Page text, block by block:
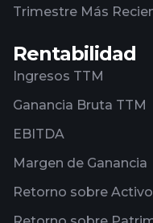
Trimestre Más
Rentabilidad
Ingresos TTM
Ganancia Bruta TTM
EBITDA
Margen de Ganancia
Retorno sobre